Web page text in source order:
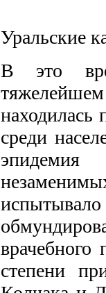
Уральские
В это
находилась
среди
эпидемия
врачебного
степени